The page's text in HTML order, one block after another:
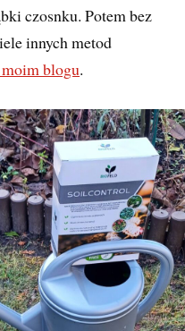
czosnku. Potem bez
innych metod
blogu.